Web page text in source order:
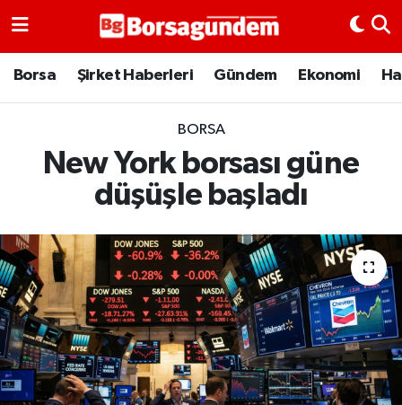
Borsa Şirket Haberleri Gündem Ekonomi
BORSA
New York borsası güne
düşüşle başladı
Borsa
Emtia
Gündem
Bitcoin
Şirket Haberleri
Borsa Gundem